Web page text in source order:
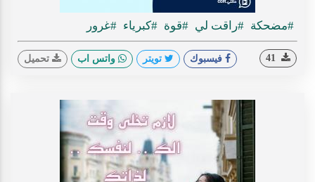
#مضحكة #راقت لي #قوة #كبرياء #غرور
فيسبوك تويتر واتس اب تحميل